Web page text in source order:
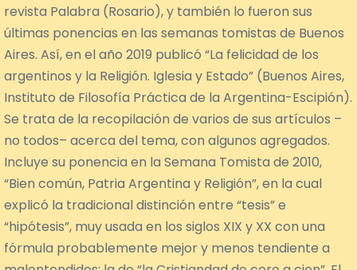
revista Palabra (Rosario), y también lo fueron sus
últimas ponencias en las semanas tomistas de Buenos
Aires. Así, en el año 2019 publicó “La felicidad de los
argentinos y la Religión. Iglesia y Estado” (Buenos Aires,
Instituto de Filosofía Práctica de la Argentina-Escipión).
Se trata de la recopilación de varios de sus artículos –
no todos– acerca del tema, con algunos agregados.
Incluye su ponencia en la Semana Tomista de 2010,
“Bien común, Patria Argentina y Religión”, en la cual
explicó la tradicional distinción entre “tesis” e
“hipótesis”, muy usada en los siglos XIX y XX con una
fórmula probablemente mejor y menos tendiente a